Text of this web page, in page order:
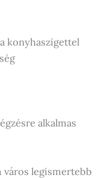
konyhaszigettel
alkalmas
város legismertebb